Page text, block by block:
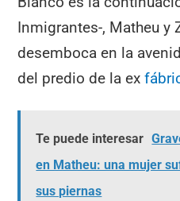
Inmigrantes-, Matheu y
desemboca en la
del predio de la ex
Te puede interesar
en Matheu: una mujer
sus piernas